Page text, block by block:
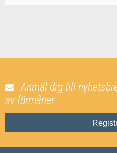
Anmäl dig till
av förmåner